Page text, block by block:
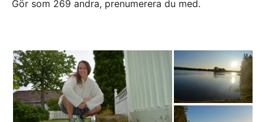
Gör som 269 andra, prenumerera du med.